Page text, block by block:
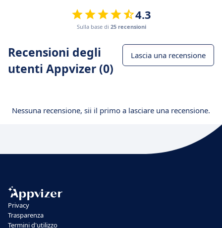
4.3
Sulla base di 25 recensioni
Recensioni degli
utenti Appvizer (0)
Lascia una recensione
Nessuna recensione, sii il primo a lasciare una recensione.
Privacy
Trasparenza
Termini d'utilizzo